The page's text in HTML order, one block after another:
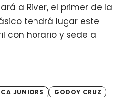
a River, el primer de la
tendrá lugar este
con horario y sede a
JUNIORS
GODOY CRUZ